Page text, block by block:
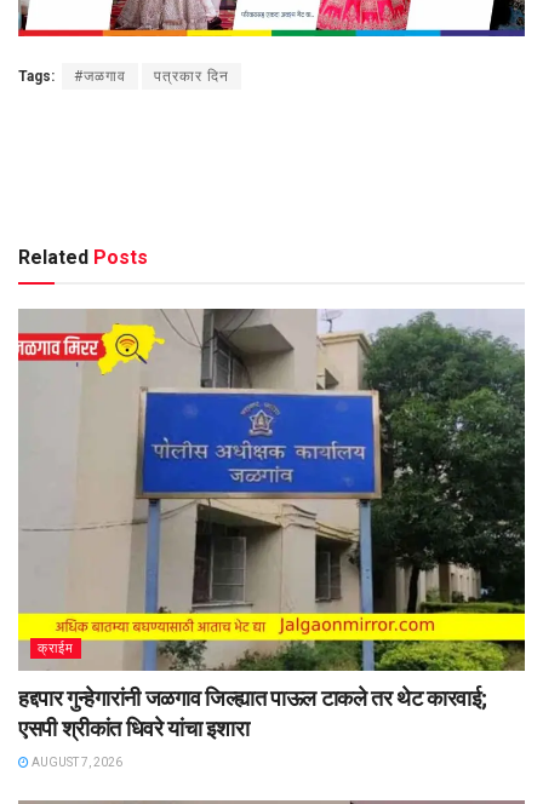
Tags: #जळगाव पत्रकार दिन
Related Posts
क्राईम
हद्दपार गुन्हेगारांनी जळगाव जिल्ह्यात पाऊल टाकले तर थेट कारवाई;
एसपी श्रीकांत धिवरे यांचा इशारा
AUGUST 7, 2026